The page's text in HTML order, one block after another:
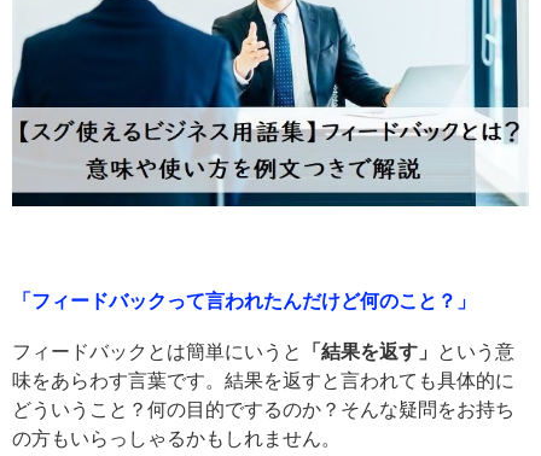
「フィードバックって言われたんだけど何のこと？」
フィードバックとは簡単にいうと 「結果を返す」
という意
味をあらわす言葉です。結果を返すと言われても具体的に
どういうこと？何の目的でするのか？そんな疑問をお持ち
の方もいらっしゃるかもしれません。